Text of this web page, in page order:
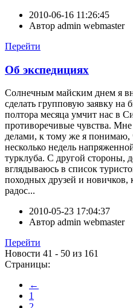
2010-06-16 11:26:45
Автор admin webmaster
Перейти
Об экспедициях
Солнечным майским днем я
сделать групповую заявку на
полтора месяца умчит нас в
противоречивые чувства. Мне
делами, к тому же я понимаю,
несколько недель
турклуба. С другой стороны,
вглядываюсь в список
походных друзей и новичков,
радос...
2010-05-23 17:04:37
Автор admin webmaster
Перейти
Новости 41 - 50 из 161
Страницы:
←
1